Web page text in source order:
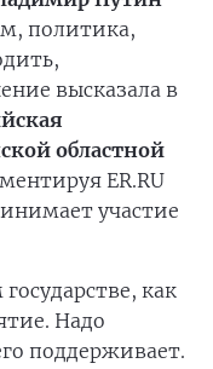
политика,
высказала в
областной
ER.RU
участие
как
Надо
поддерживает.